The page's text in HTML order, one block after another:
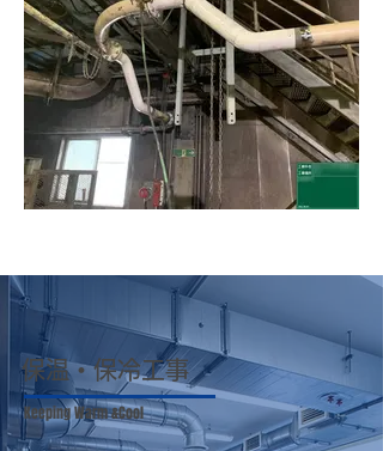
保温・保冷工事
Keeping Warm &Cool